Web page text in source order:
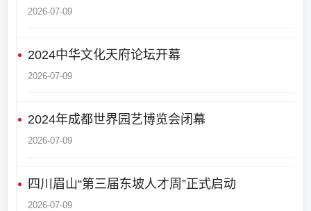
2026-07-09
2024中华文化天府论坛开幕
2026-07-09
2024年成都世界园艺博览会闭幕
2026-07-09
四川眉山“第三届东坡人才周”正式启动
2026-07-09